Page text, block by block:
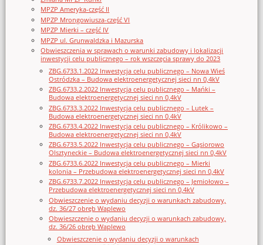
MPZP Ameryka-część II
MPZP Mrongowiusza-część VI
MPZP Mierki – część IV
MPZP ul. Grunwaldzka i Mazurska
Obwieszczenia w sprawach o warunki zabudowy i lokalizacji
inwestycji celu publicznego – rok wszczęcia sprawy do 2023
ZBG.6733.1.2022 Inwestycja celu publicznego – Nowa Wieś
Ostródzka – Budowa elektroenergetycznej sieci nn 0,4kV
ZBG.6733.2.2022 Inwestycja celu publicznego – Mańki –
Budowa elektroenergetycznej sieci nn 0,4kV
ZBG.6733.3.2022 Inwestycja celu publicznego – Lutek –
Budowa elektroenergetycznej sieci nn 0,4kV
ZBG.6733.4.2022 Inwestycja celu publicznego – Królikowo –
Budowa elektroenergetycznej sieci nn 0,4kV
ZBG.6733.5.2022 Inwestycja celu publicznego – Gąsiorowo
Olsztyneckie – Budowa elektroenergetycznej sieci nn 0,4kV
ZBG.6733.6.2022 Inwestycja celu publicznego – Mierki
kolonia – Przebudowa elektroenergetycznej sieci nn 0,4kV
ZBG.6733.7.2022 Inwestycja celu publicznego – Jemiołowo –
Przebudowa elektroenergetycznej sieci nn 0,4kV
Obwieszczenie o wydaniu decyzji o warunkach zabudowy,
dz. 36/27 obręb Waplewo
Obwieszczenie o wydaniu decyzji o warunkach zabudowy,
dz. 36/26 obręb Waplewo
Obwieszczenie o wydaniu decyzji o warunkach